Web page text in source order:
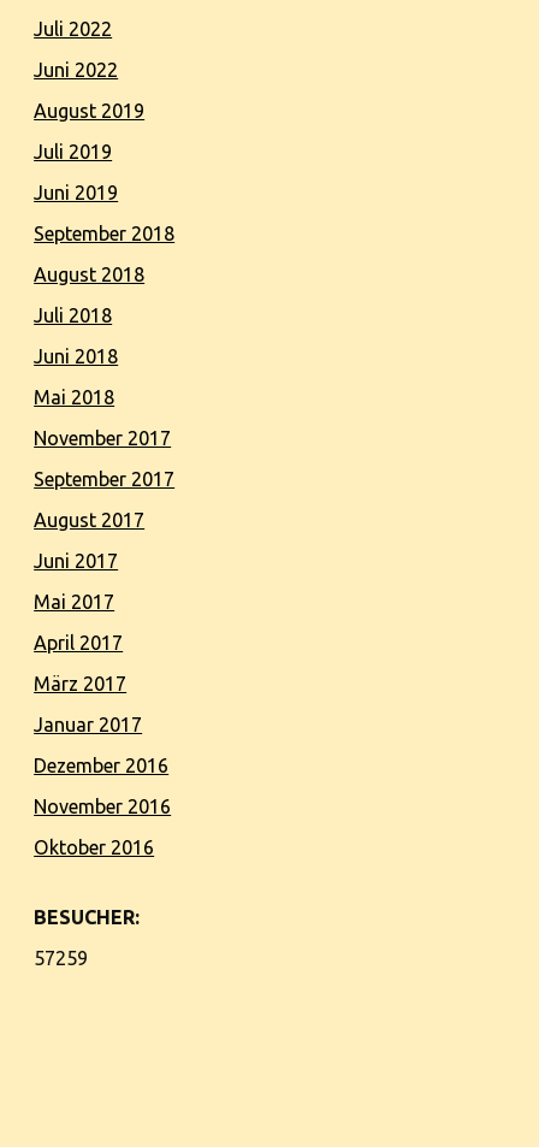
Juli 2022
Juni 2022
August 2019
Juli 2019
Juni 2019
September 2018
August 2018
Juli 2018
Juni 2018
Mai 2018
November 2017
September 2017
August 2017
Juni 2017
Mai 2017
April 2017
März 2017
Januar 2017
Dezember 2016
November 2016
Oktober 2016
BESUCHER:
57259